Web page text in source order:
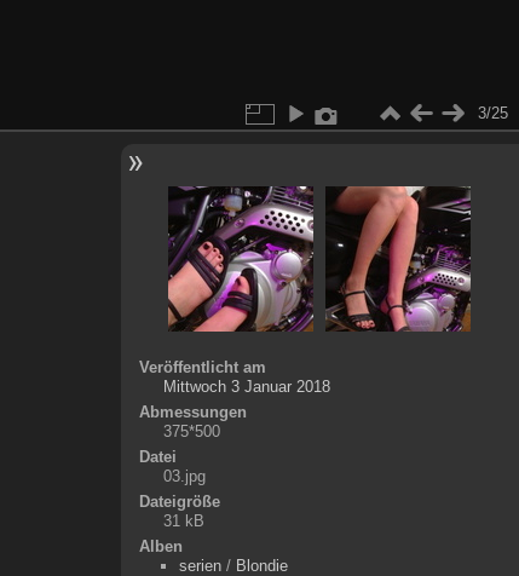
3/25
Veröffentlicht am
Mittwoch 3 Januar 2018
Abmessungen
375*500
Datei
03.jpg
Dateigröße
31 kB
Alben
serien/ Blondie